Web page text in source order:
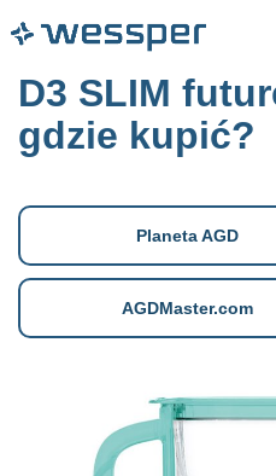
D3 SLIM
gdzie kupić?
Planeta AGD
AGDMaster.com